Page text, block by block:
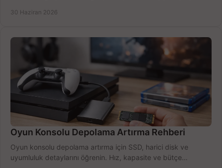
30 Haziran 2026
Oyun Konsolu Depolama Artırma Rehberi
Oyun konsolu depolama artırma için SSD, harici disk ve
uyumluluk detaylarını öğrenin. Hız, kapasite ve bütçe